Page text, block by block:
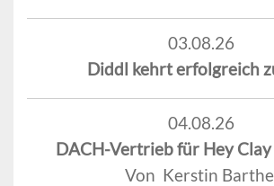
03.08.26
Diddl kehrt erfolgreich
04.08.26
DACH-Vertrieb für Hey
Von Kerstin